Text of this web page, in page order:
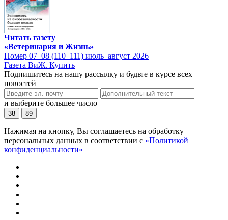
Читать газету
«Ветеринария и Жизнь»
Номер 07–08 (110–111) июль–август 2026
Газета ВиЖ. Купить
Подпишитесь на нашу рассылку и будьте в курсе всех
новостей
и выберите большее число
38 89
Нажимая на кнопку, Вы соглашаетесь на обработку
персональных данных в соответствии с «Политикой
конфиденциальности»